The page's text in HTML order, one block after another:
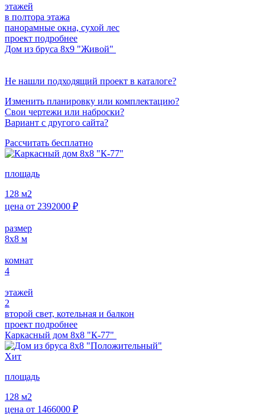
этажей
в полтора этажа
панорамные окна, сухой лес
проект подробнее
Дом из бруса 8х9 "Живой"
Не нашли подходящий проект в каталоге?
Изменить планировку или комплектацию?
Свои чертежи или наброски?
Вариант с другого сайта?
Рассчитать бесплатно
площадь
128 м2
цена от 2392000 ₽
размер
8х8 м
комнат
4
этажей
2
второй свет, котельная и балкон
проект подробнее
Каркасный дом 8х8 "К-77"
Хит
площадь
128 м2
цена от 1466000 ₽